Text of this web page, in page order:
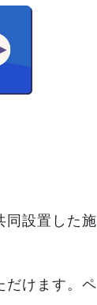
同設置した施
だけます。ペ